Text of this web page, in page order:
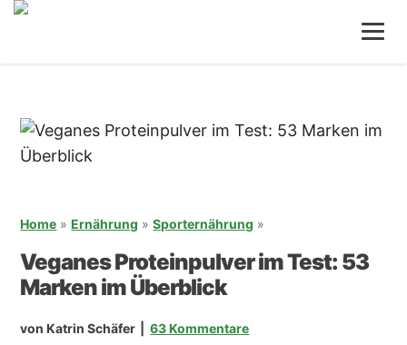
Zum
Zur
Home »Ernährung »Sporternährung »
Veganes Proteinpulver im Test: 53
Marken im Überblick
vonKatrin Schäfer 63 Kommentare